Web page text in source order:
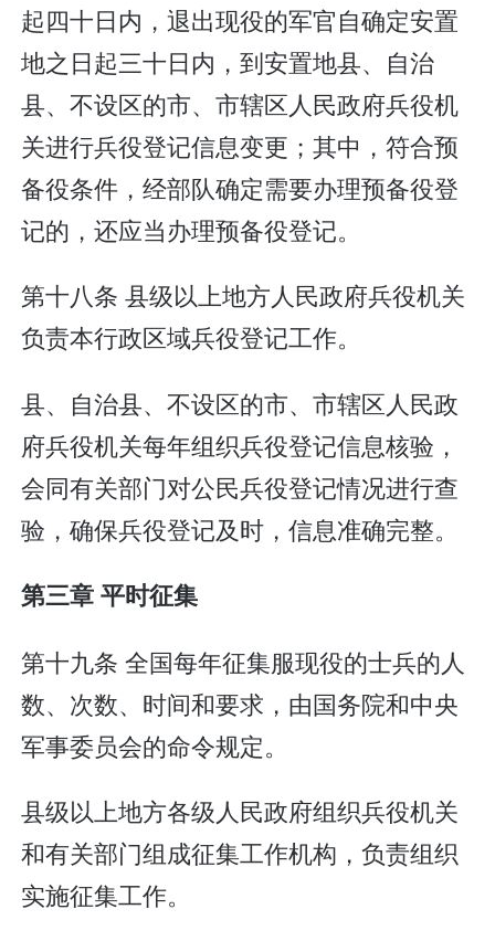
起四十日内，退出现役的军官自确定安置
地之日起三十日内，到安置地县、自治
县、不设区的市、市辖区人民政府兵役机
关进行兵役登记信息变更；其中，符合预
备役条件，经部队确定需要办理预备役登
记的，还应当办理预备役登记。
第十八条 县级以上地方人民政府兵役机关
负责本行政区域兵役登记工作。
县、自治县、不设区的市、市辖区人民政
府兵役机关每年组织兵役登记信息核验，
会同有关部门对公民兵役登记情况进行查
验，确保兵役登记及时，信息准确完整。
第三章 平时征集
第十九条 全国每年征集服现役的士兵的人
数、次数、时间和要求，由国务院和中央
军事委员会的命令规定。
县级以上地方各级人民政府组织兵役机关
和有关部门组成征集工作机构，负责组织
实施征集工作。